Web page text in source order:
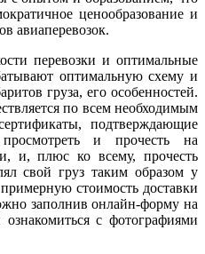
ценообразование и
авиаперевозок.
перевозки и оптимальные
оптимальную схему и
груза, его особенностей.
по всем необходимым
подтверждающие
и прочесть на
и, плюс ко всему, прочесть
свой груз таким образом у
стоимость доставки
заполнив онлайн-форму на
с фотографиями